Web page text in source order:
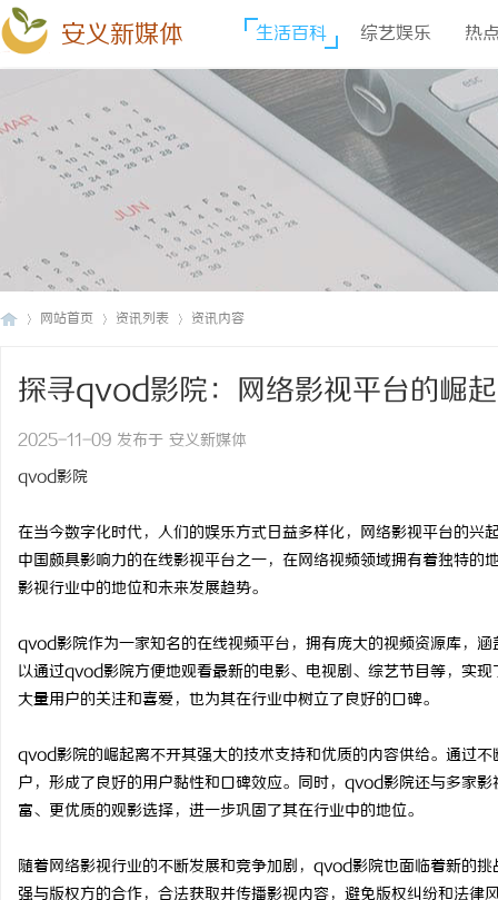
安义新媒体 生活百科 综艺娱乐 热
网站首页 资讯列表 资讯内容
探寻qvod影院：网络影视平台的崛
2025-11-09 发布于 安义新媒体
qvod影院
在当今数字化时代，人们的娱乐方式日益多样化，网络影视平台的
中国颇具影响力的在线影视平台之一，在网络视频领域拥有着独特
影视行业中的地位和未来发展趋势。
qvod影院作为一家知名的在线视频平台，拥有庞大的视频资源库，
以通过qvod影院方便地观看最新的电影、电视剧、综艺节目等，实
大量用户的关注和喜爱，也为其在行业中树立了良好的口碑。
qvod影院的崛起离不开其强大的技术支持和优质的内容供给。通过
户，形成了良好的用户黏性和口碑效应。同时，qvod影院还与多家
富、更优质的观影选择，进一步巩固了其在行业中的地位。
随着网络影视行业的不断发展和竞争加剧，qvod影院也面临着新的
强与版权方的合作，合法获取并传播影视内容，避免版权纠纷和法